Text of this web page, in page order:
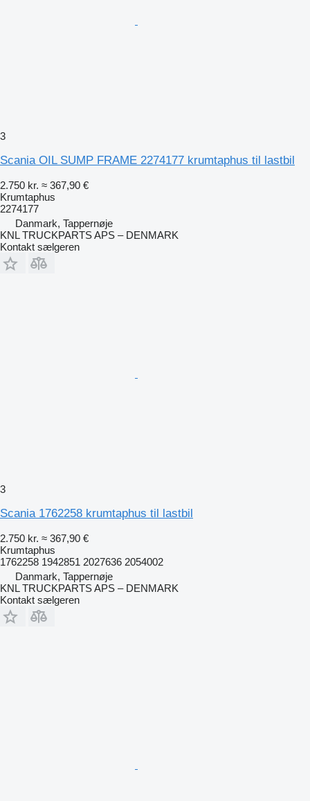
3
Scania OIL SUMP FRAME 2274177 krumtaphus til lastbil
2.750 kr. ≈ 367,90 €
Krumtaphus
2274177
Danmark, Tappernøje
KNL TRUCKPARTS APS – DENMARK
Kontakt sælgeren
3
Scania 1762258 krumtaphus til lastbil
2.750 kr. ≈ 367,90 €
Krumtaphus
1762258 1942851 2027636 2054002
Danmark, Tappernøje
KNL TRUCKPARTS APS – DENMARK
Kontakt sælgeren